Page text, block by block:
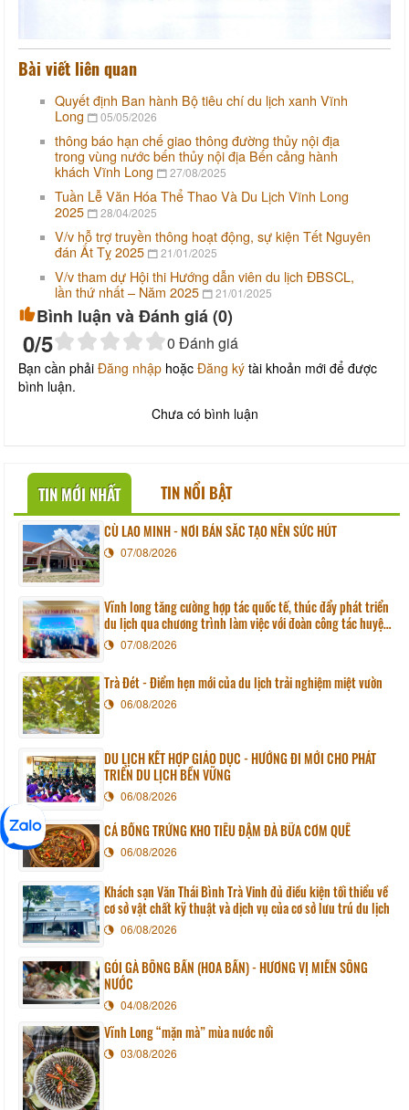
Bài viết liên quan
Quyết định Ban hành Bộ tiêu chí du lịch xanh Vĩnh
Long
05/05/2026
thông báo hạn chế giao thông đường thủy nội địa
trong vùng nước bến thủy nội địa Bến cảng hành
khách Vĩnh Long
27/08/2025
Tuần Lễ Văn Hóa Thể Thao Và Du Lịch Vĩnh Long
2025
28/04/2025
V/v hỗ trợ truyền thông hoạt động, sự kiện Tết Nguyên
đán Ất Tỵ 2025
21/01/2025
V/v tham dự Hội thi Hướng dẫn viên du lịch ĐBSCL,
lần thứ nhất – Năm 2025
21/01/2025
Bình luận và Đánh giá (0)
0/5 0 Đánh giá
Bạn cần phải Đăng nhập hoặc Đăng ký tài khoản mới để được
bình luận.
Chưa có bình luận
TIN MỚI NHẤT TIN NỔI BẬT
CÙ LAO MINH - NƠI BẢN SẮC TẠO NÊN SỨC HÚT
07/08/2026
Vĩnh long tăng cường hợp tác quốc tế, thúc đẩy phát triển
du lịch qua chương trình làm việc với đoàn công tác huyện
Sunchang (Hàn quốc)
07/08/2026
Trà Đét - Điểm hẹn mới của du lịch trải nghiệm miệt vườn
06/08/2026
DU LỊCH KẾT HỢP GIÁO DỤC - HƯỚNG ĐI MỚI CHO PHÁT
TRIỂN DU LỊCH BỀN VỮNG
06/08/2026
CÁ BỐNG TRỨNG KHO TIÊU ĐẬM ĐÀ BỮA CƠM QUÊ
06/08/2026
Khách sạn Văn Thái Bình Trà Vinh đủ điều kiện tối thiểu về
cơ sở vật chất kỹ thuật và dịch vụ của cơ sở lưu trú du lịch
06/08/2026
GỎI GÀ BÔNG BẦN (HOA BẦN) - HƯƠNG VỊ MIỀN SÔNG
NƯỚC
04/08/2026
Vĩnh Long “mặn mà” mùa nước nổi
03/08/2026